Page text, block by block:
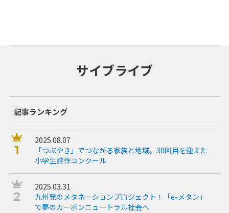
サイブライブ
記事ランキング
2025.08.07
「つぶやき」でつながる家族と地域。30回目を迎えた
小学生詩作コンクール
2025.03.31
九州発のメタネーションプロジェクト！「e-メタン」
で夢のカーボンニュートラル社会へ